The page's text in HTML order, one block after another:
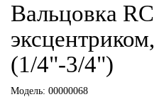
Вальцовка
(1/4"-3/4")
Модель: 00000068